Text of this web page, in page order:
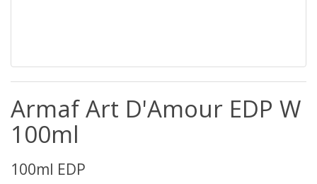
Armaf Art D'Amour EDP W
100ml
100ml EDP